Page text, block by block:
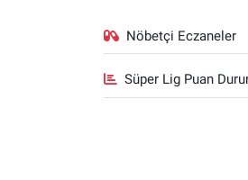
Nöbetçi Eczaneler
Süper Lig Puan